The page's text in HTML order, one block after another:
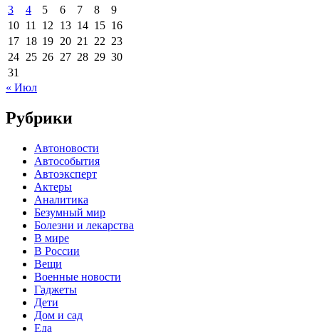
3
4 5 6 7 8
9
10 11 12 13 14 15 16
17 18 19 20 21 22 23
24 25 26 27 28 29 30
31
« Июл
Рубрики
Автоновости
Автособытия
Автоэксперт
Актеры
Аналитика
Безумный мир
Болезни и лекарства
В мире
В России
Вещи
Военные новости
Гаджеты
Дети
Дом и сад
Еда